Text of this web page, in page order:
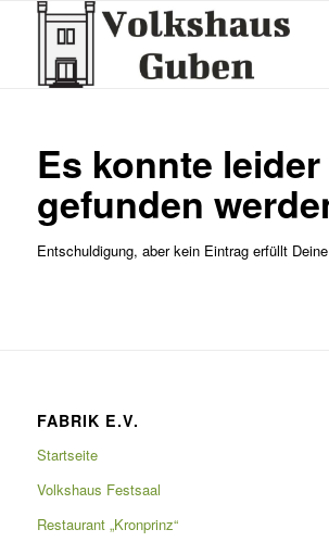
Es konnte
gefunden
Entschuldigung, aber kein Eintrag erfüllt
FABRIK E.V.
Startseite
Volkshaus Festsaal
Restaurant „Kronprinz“